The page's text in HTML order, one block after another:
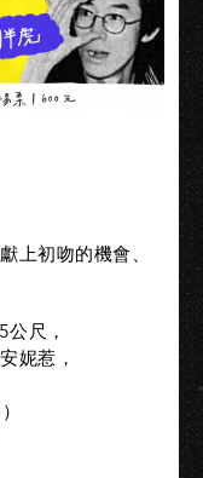
上初吻的機會、
尺，
妮惹，